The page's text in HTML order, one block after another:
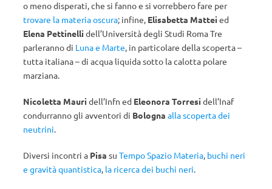
o meno disperati, che si fanno e si vorrebbero fare per
trovare la materia oscura; infine, Elisabetta Mattei ed
Elena Pettinelli dell’Università degli Studi Roma Tre
parleranno di Luna e Marte, in particolare della scoperta –
tutta italiana – di acqua liquida sotto la calotta polare
marziana.
Nicoletta Mauri dell’Infn ed Eleonora Torresi dell’Inaf
condurranno gli avventori di Bologna alla scoperta dei
neutrini.
Diversi incontri a Pisa su Tempo Spazio Materia, buchi neri
e gravità quantistica, la ricerca dei buchi neri.